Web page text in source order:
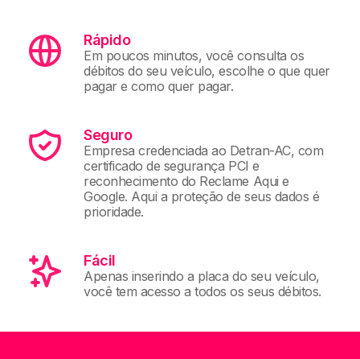
Rápido
Em poucos minutos, você consulta os
débitos do seu veículo, escolhe o que quer
pagar e como quer pagar.
Seguro
Empresa credenciada ao Detran-AC, com
certificado de segurança PCI e
reconhecimento do Reclame Aqui e
Google. Aqui a proteção de seus dados é
prioridade.
Fácil
Apenas inserindo a placa do seu veículo,
você tem acesso a todos os seus débitos.